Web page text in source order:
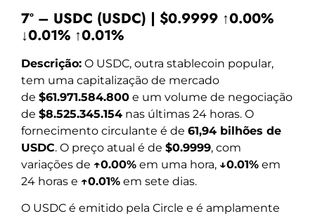
7º – USDC (USDC) | $0.9999 ↑0.00%
↓0.01% ↑0.01%
Descrição: O USDC, outra stablecoin popular,
tem uma capitalização de mercado
de $61.971.584.800 e um volume de negociação
de $8.525.345.154 nas últimas 24 horas. O
fornecimento circulante é de 61,94 bilhões de
USDC. O preço atual é de $0.9999, com
variações de ↑0.00% em uma hora, ↓0.01% em
24 horas e ↑0.01% em sete dias.
O USDC é emitido pela Circle e é amplamente